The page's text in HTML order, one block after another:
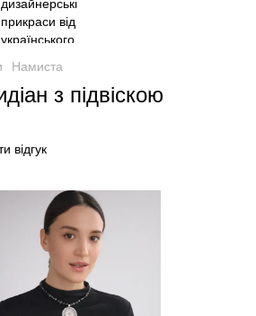
Намиста
з підвіскою
відгук